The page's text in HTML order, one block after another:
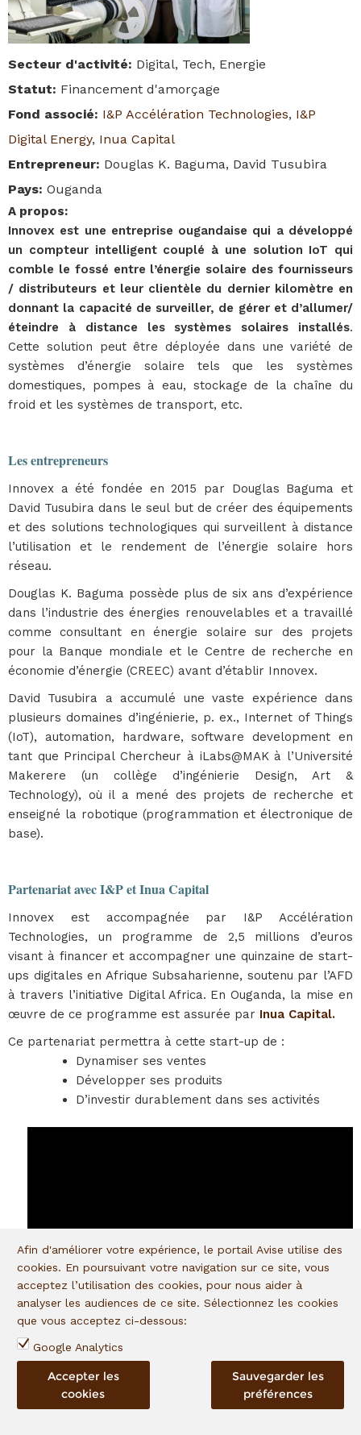
Secteur d'activité: Digital, Tech, Energie
Statut: Financement d'amorçage
Fond associé: I&P Accélération Technologies, I&P
Digital Energy, Inua Capital
Entrepreneur: Douglas K. Baguma, David Tusubira
Pays: Ouganda
A propos:
Innovex est une entreprise ougandaise qui a développé
un compteur intelligent couplé à une solution IoT qui
comble le fossé entre l’énergie solaire des fournisseurs
/ distributeurs et leur clientèle du dernier kilomètre en
donnant la capacité de surveiller, de gérer et d’allumer/
éteindre à distance les systèmes solaires installés.
Cette solution peut être déployée dans une variété de
systèmes d’énergie solaire tels que les systèmes
domestiques, pompes à eau, stockage de la chaîne du
froid et les systèmes de transport, etc.
Les entrepreneurs
Innovex a été fondée en 2015 par Douglas Baguma et
David Tusubira dans le seul but de créer des équipements
et des solutions technologiques qui surveillent à distance
l’utilisation et le rendement de l’énergie solaire hors
réseau.
Douglas K. Baguma possède plus de six ans d’expérience
dans l’industrie des énergies renouvelables et a travaillé
comme consultant en énergie solaire sur des projets
pour la Banque mondiale et le Centre de recherche en
économie d’énergie (CREEC) avant d’établir Innovex.
David Tusubira a accumulé une vaste expérience dans
plusieurs domaines d’ingénierie, p. ex., Internet of Things
(IoT), automation, hardware, software development en
tant que Principal Chercheur à iLabs@MAK à l’Université
Makerere (un collège d’ingénierie Design, Art &
Technology), où il a mené des projets de recherche et
enseigné la robotique (programmation et électronique de
base).
Partenariat avec I&P et Inua Capital
Innovex est accompagnée par I&P Accélération
Technologies, un programme de 2,5 millions d’euros
visant à financer et accompagner une quinzaine de start-
ups digitales en Afrique Subsaharienne, soutenu par l’AFD
à travers l’initiative Digital Africa. En Ouganda, la mise en
œuvre de ce programme est assurée par Inua Capital.
Ce partenariat permettra à cette start-up de :
Dynamiser ses ventes
Développer ses produits
D’investir durablement dans ses activités
En portefeuille depuis
Afin d'améliorer votre expérience, le portail Avise utilise des
cookies. En poursuivant votre navigation sur ce site, vous
acceptez l’utilisation des cookies, pour nous aider à
analyser les audiences de ce site. Sélectionnez les cookies
que vous acceptez ci-dessous:
Google Analytics
Sauvegarder les
préférences
Accepter les
cookies